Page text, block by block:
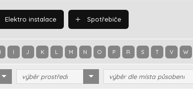
Elektro instalace Spotřebiče
I J K L M N O P R S T V W
výběr prostředí výběr dle místa působení